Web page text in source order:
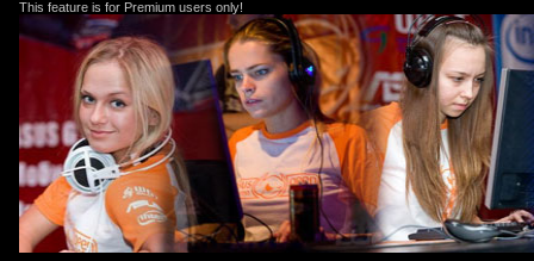
This feature is for Premium users only!